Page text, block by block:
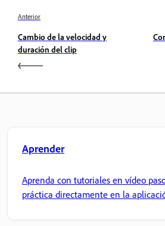
Anterior
Cambio de la velocidad y
duración del clip
Aprender
Aprenda con tutoriales en vídeo
práctica directamente en la